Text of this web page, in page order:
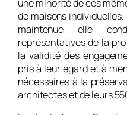
une minorité de ces
de maisons
maintenue elle
représentatives de la
la validité des
pris à leur égard et à
nécessaires à la
architectes et de leurs